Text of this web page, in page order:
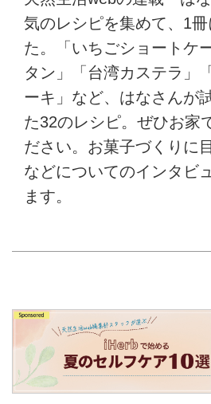
気のレシピを集めて、1
た。「いちごショートケ
タン」「台湾カステラ」
ーキ」など、はなさんが
た32のレシピ。ぜひお家
ださい。お菓子づくりに
などについてのインタビ
ます。